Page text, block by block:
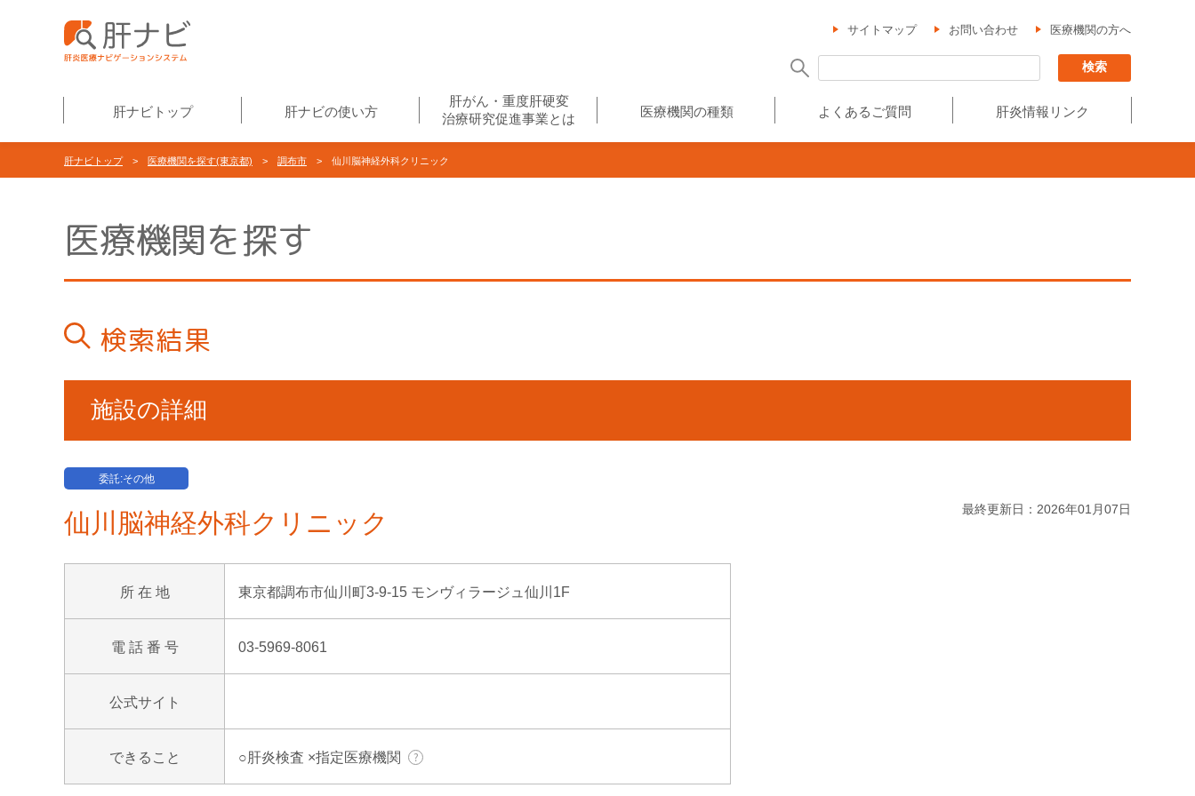
サイトマップ お問い合わせ 医療機関の方へ
肝ナビトップ 肝ナビの使い方
肝がん・重度肝硬変
治療研究促進事業とは
医療機関の種類 よくあるご質問 肝炎情報リンク
肝ナビトップ> 医療機関を探す(東京都) > 調布市 > 仙川脳神経外科クリニック
医療機関を探す
検索結果
施設の詳細
委託:その他
仙川脳神経外科クリニック
所 在 地 東京都調布市仙川町3-9-15 モンヴィラージュ仙川1F
電 話 番 号 03-5969-8061
公式サイト
できること ○肝炎検査 ×指定医療機関
最終更新日：2026年01月07日